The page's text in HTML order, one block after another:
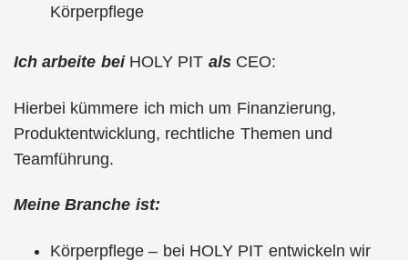
Körperpflege
Ich arbeite beiHOLY PIT als CEO:
Hierbei kümmere ich mich um Finanzierung,
Produktentwicklung, rechtliche Themen und
Teamführung.
Meine Branche ist:
Körperpflege – bei HOLY PIT entwickeln wir